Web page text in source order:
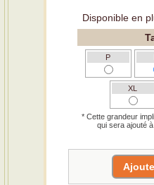
Disponible en
P
XL
* Cette grandeur
qui sera ajouté